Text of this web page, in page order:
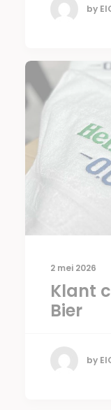
by
2 mei 2026
Klant
Bier
by